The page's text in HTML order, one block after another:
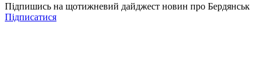
Підпишись на щотижневий дайджест новин про Бердянськ
Підписатися